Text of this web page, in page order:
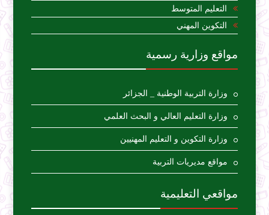
التعليم المتوسط
التكوين المهني
مواقع وزارية رسمية
وزارة التربية الوطنية _ الجزائر
وزارة التعليم العالي و البحث العلمي
وزارة التكوين و التعليم المهنيين
مواقع مديريات التربية
مواقعي التعليمية